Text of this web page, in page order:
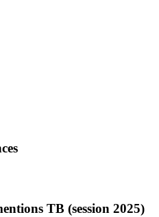
TB (session 2025)